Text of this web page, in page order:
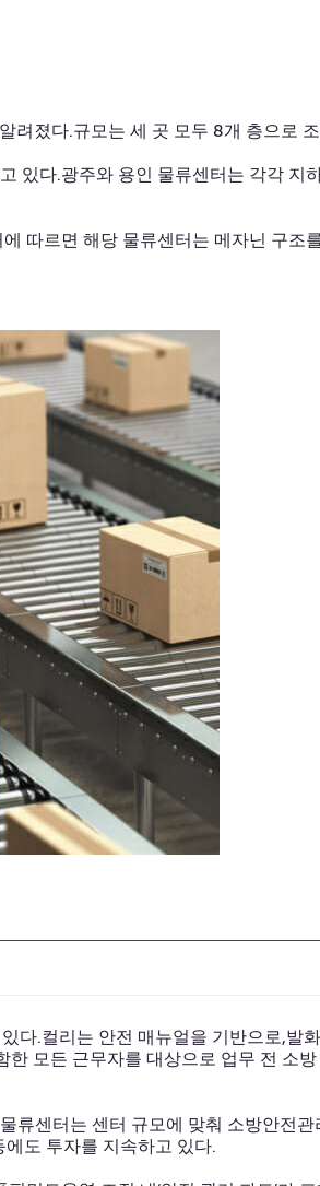
려졌다.규모는 세 곳 모두 8개 층으로
있다.광주와 용인 물류센터는 각각 지
따르면 해당 물류센터는 메자닌 구조
다.컬리는 안전 매뉴얼을 기반으로,발
모든 근무자를 대상으로 업무 전 소
류센터는 센터 규모에 맞춰 소방안전
도 투자를 지속하고 있다.